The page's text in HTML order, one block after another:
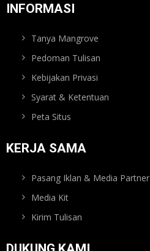
INFORMASI
Tanya Mangrove
Pedoman Tulisan
Kebijakan Privasi
Syarat & Ketentuan
Peta Situs
KERJA SAMA
Pasang Iklan & Media Partner
Media Kit
Kirim Tulisan